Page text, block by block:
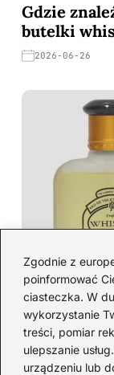
Zgodnie z
poinformować
ciasteczka. W
wykorzystanie
treści, pomiar
ulepszanie
urządzeniu lub
Gdzie
butelki
2026-06-26
Gdzie
musisz
2026-06-26